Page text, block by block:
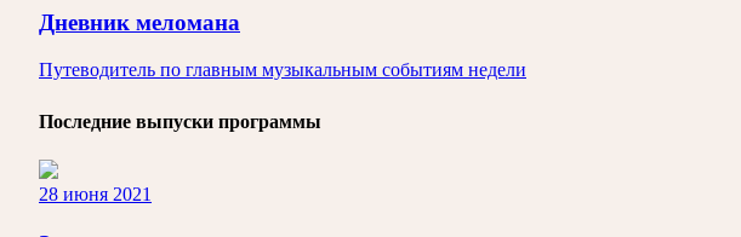
Дневник меломана
Путеводитель по главным музыкальным событиям недели
Последние выпуски программы
28 июня 2021